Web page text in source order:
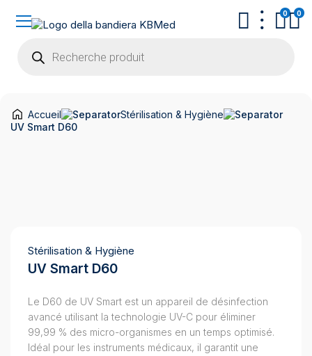
produits
0 0
Accueil
Stérilisation & Hygiène
UV Smart D60
Stérilisation & Hygiène
UV Smart D60
Le D60 de UV Smart est un appareil de désinfection
avancé utilisant la technologie UV-C pour éliminer
99,99 % des micro-organismes en un temps optimisé.
Idéal pour les instruments médicaux, il garantit une